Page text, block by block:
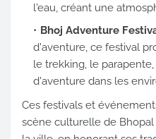
l'eau, créant une
Bhoj Adventure
d'aventure, ce festival
le trekking, le
d'aventure dans les
Ces festivals et
scène culturelle de